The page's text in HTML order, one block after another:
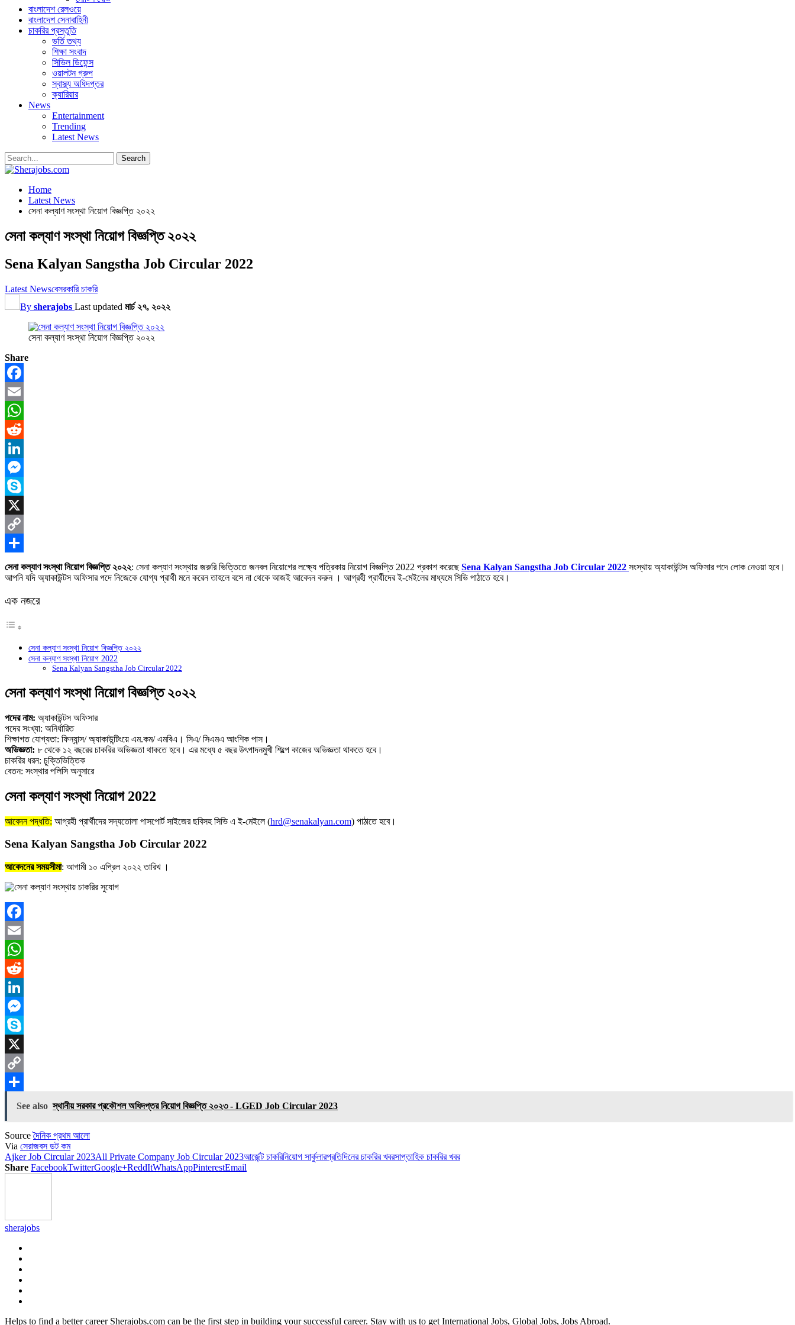
বাংলাদেশ রেলওয়ে
বাংলাদেশ সেনাবাহিনী
চাকরির প্রস্তুতি
ভর্তি তথ্য
শিক্ষা সংবাদ
সিভিল ডিফেন্স
ওয়ালটন গ্রুপ
স্বাস্থ্য অধিদপ্তর
ক্যারিয়ার
News
Entertainment
Trending
Latest News
Home
Latest News
সেনা কল্যাণ সংস্থা নিয়োগ বিজ্ঞপ্তি ২০২২
সেনা কল্যাণ সংস্থা নিয়োগ বিজ্ঞপ্তি ২০২২
Sena Kalyan Sangstha Job Circular 2022
Latest Newsবেসরকারি চাকরি
By sherajobs Last updated মার্চ ২৭, ২০২২
সেনা কল্যাণ সংস্থা নিয়োগ বিজ্ঞপ্তি ২০২২
Share
Facebook
Email
WhatsApp
Reddit
LinkedIn
Messenger
Skype
X
Copy
Link
Share
সেনা কল্যাণ সংস্থা নিয়োগ বিজ্ঞপ্তি ২০২২: সেনা কল্যাণ সংস্থায় জরুরি ভিত্তিতে জনবল নিয়োগের লক্ষ্যে পত্রিকায় নিয়োগ বিজ্ঞপ্তি 2022 প্রকাশ করেছেSena Kalyan Sangstha Job Circular 2022 সংস্থায় অ্যাকাউন্টস অফিসার পদে লোক নেওয়া হবে।
আপনি যদি অ্যাকাউন্টস অফিসার পদে নিজেকে যোগ্য প্রাথী মনে করেন তাহলে বসে না থেকে আজই আবেদন করুন । আগ্রহী প্রার্থীদের ই-মেইলের মাধ্যমে সিভি পাঠাতে হবে।
এক নজরে
সেনা কল্যাণ সংস্থা নিয়োগ বিজ্ঞপ্তি ২০২২
সেনা কল্যাণ সংস্থা নিয়োগ 2022
Sena Kalyan Sangstha Job Circular 2022
সেনা কল্যাণ সংস্থা নিয়োগ বিজ্ঞপ্তি ২০২২
পদের নাম: অ্যাকাউন্টস অফিসার
পদের সংখ্যা: অনির্ধারিত
শিক্ষাগত যোগ্যতা: ফিন্যান্স/ অ্যাকাউন্টিংয়ে এম.কম/ এমবিএ। সিএ/ সিএমএ আংশিক পাস।
অভিজ্ঞতা: ৮ থেকে ১২ বছরের চাকরির অভিজ্ঞতা থাকতে হবে। এর মধ্যে ৫ বছর উৎপাদনমুখী শিল্পে কাজের অভিজ্ঞতা থাকতে হবে।
চাকরির ধরন: চুক্তিভিত্তিক
বেতন: সংস্থার পলিসি অনুসারে
সেনা কল্যাণ সংস্থা নিয়োগ 2022
আবেদন পদ্ধতি: আগ্রহী প্রার্থীদের সদ্যতোলা পাসপোর্ট সাইজের ছবিসহ সিভি এ ই-মেইলে (hrd@senakalyan.com) পাঠাতে হবে।
Sena Kalyan Sangstha Job Circular 2022
আবেদনের সময়সীমা: আগামী ১০ এপ্রিল ২০২২ তারিখ ।
Facebook
Email
WhatsApp
Reddit
LinkedIn
Messenger
Skype
X
Copy
Link
Share
See also স্থানীয় সরকার প্রকৌশল অধিদপ্তর নিয়োগ বিজ্ঞপ্তি ২০২৩ - LGED Job Circular 2023
Source দৈনিক প্রথম আলো
Via সেরাজবস ডট কম
Ajker Job Circular 2023All Private Company Job Circular 2023আর্জেন্ট চাকরিনিয়োগ সার্কুলারপ্রতিদিনের চাকরির খবরসাপ্তাহিক চাকরির খবর
Share FacebookTwitterGoogle+ReddItWhatsAppPinterestEmail
sherajobs
Helps to find a better career Sherajobs.com can be the first step in building your successful career. Stay with us to get International Jobs, Global Jobs, Jobs Abroad.